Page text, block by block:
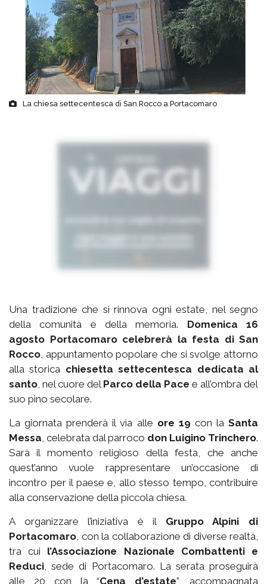
La chiesa settecentesca di San Rocco a Portacomaro
Una tradizione che si rinnova ogni estate, nel segno
della comunità e della memoria. Domenica 16
agosto Portacomaro celebrerà la festa di San
Rocco, appuntamento popolare che si svolge attorno
alla storica chiesetta settecentesca dedicata al
santo, nel cuore del Parco della Pace e all’ombra del
suo pino secolare.
La giornata prenderà il via alle ore 19 con laSanta
Messa, celebrata dal parroco don Luigino Trinchero.
Sarà il momento religioso della festa, che anche
quest’anno vuole rappresentare un’occasione di
incontro per il paese e, allo stesso tempo, contribuire
alla conservazione della piccola chiesa.
A organizzare l’iniziativa è il Gruppo Alpini di
Portacomaro, con la collaborazione di diverse realtà,
tra cui l’Associazione Nazionale Combattenti e
Reduci, sede di Portacomaro. La serata proseguirà
alle 20 con la “Cena d’estate”, accompagnata